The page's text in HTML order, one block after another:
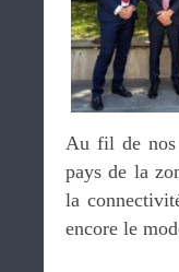
Au fil de nos
pays de la
la
encore le